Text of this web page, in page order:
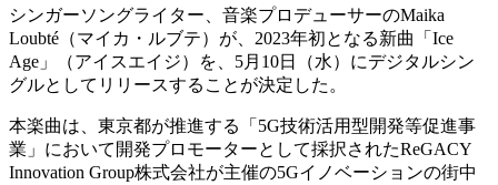
シンガーソングライター、音楽プロデューサーのMaika
Loubté（マイカ・ルブテ）が、2023年初となる新曲「Ice
Age」（アイスエイジ）を、5月10日（水）にデジタルシン
グルとしてリリースすることが決定した。
本楽曲は、東京都が推進する「5G技術活用型開発等促進事
業」において開発プロモーターとして採択されたReGACY
Innovation Group株式会社が主催の5Gイノベーションの街中